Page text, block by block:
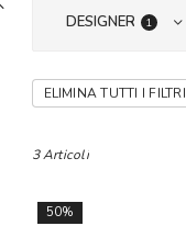
DESIGNER 1
ELIMINA TUTTI I FILTRI
3 Articoli
50%